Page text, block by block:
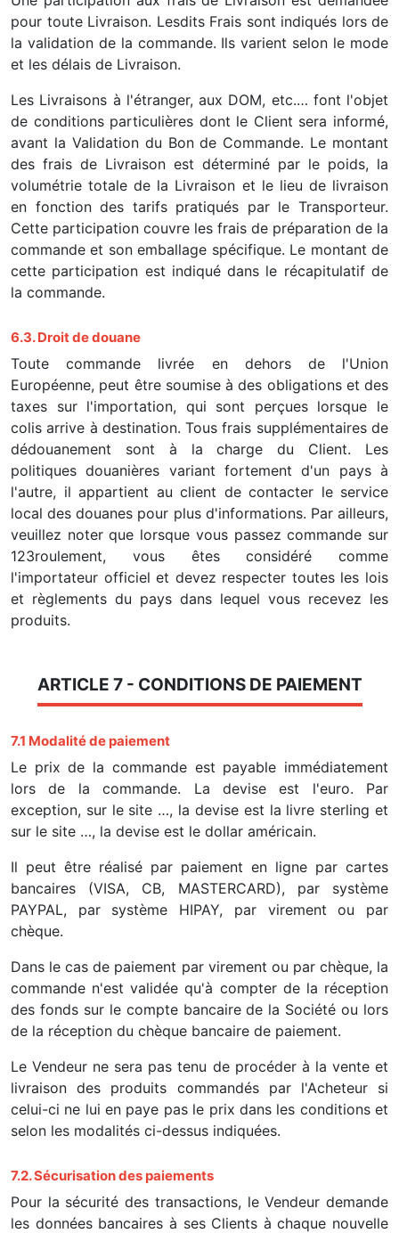
pour toute Livraison. Lesdits Frais sont indiqués lors de
la validation de la commande. Ils varient selon le mode
et les délais de Livraison.
Les Livraisons à l'étranger, aux DOM, etc.… font l'objet
de conditions particulières dont le Client sera informé,
avant la Validation du Bon de Commande. Le montant
des frais de Livraison est déterminé par le poids, la
volumétrie totale de la Livraison et le lieu de livraison
en fonction des tarifs pratiqués par le Transporteur.
Cette participation couvre les frais de préparation de la
commande et son emballage spécifique. Le montant de
cette participation est indiqué dans le récapitulatif de
la commande.
6.3. Droit de douane
Toute commande livrée en dehors de l'Union
Européenne, peut être soumise à des obligations et des
taxes sur l'importation, qui sont perçues lorsque le
colis arrive à destination. Tous frais supplémentaires de
dédouanement sont à la charge du Client. Les
politiques douanières variant fortement d'un pays à
l'autre, il appartient au client de contacter le service
local des douanes pour plus d'informations. Par ailleurs,
veuillez noter que lorsque vous passez commande sur
123roulement, vous êtes considéré comme
l'importateur officiel et devez respecter toutes les lois
et règlements du pays dans lequel vous recevez les
produits.
ARTICLE 7 - CONDITIONS DE PAIEMENT
7.1 Modalité de paiement
Le prix de la commande est payable immédiatement
lors de la commande. La devise est l'euro. Par
exception, sur le site …, la devise est la livre sterling et
sur le site …, la devise est le dollar américain.
Il peut être réalisé par paiement en ligne par cartes
bancaires (VISA, CB, MASTERCARD), par système
PAYPAL, par système HIPAY, par virement ou par
chèque.
Dans le cas de paiement par virement ou par chèque, la
commande n'est validée qu'à compter de la réception
des fonds sur le compte bancaire de la Société ou lors
de la réception du chèque bancaire de paiement.
Le Vendeur ne sera pas tenu de procéder à la vente et
livraison des produits commandés par l'Acheteur si
celui-ci ne lui en paye pas le prix dans les conditions et
selon les modalités ci-dessus indiquées.
7.2. Sécurisation des paiements
Pour la sécurité des transactions, le Vendeur demande
les données bancaires à ses Clients à chaque nouvelle